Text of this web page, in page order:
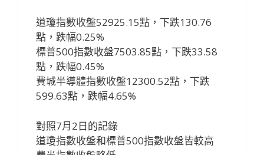
道瓊指數收盤52925.15點，下跌130.76
點，跌幅0.25%
標普500指數收盤7503.85點，下跌33.58
點，跌幅0.45%
費城半導體指數收盤12300.52點，下跌
599.63點，跌幅4.65%
對照7月2日的記錄
道瓊指數收盤和標普500指數收盤皆較高